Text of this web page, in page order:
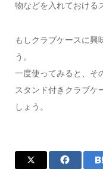
物などを入れておける
もしクラブケースに興
う。
一度使ってみると、そ
スタンド付きクラブケ
しょう。